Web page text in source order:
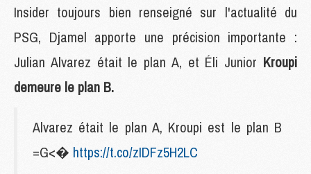
Insider toujours bien renseigné sur l'actualité du
PSG, Djamel apporte une précision importante :
Julian Alvarez était le plan A, et Éli Junior Kroupi
demeure le plan B.
Alvarez était le plan A, Kroupi est le plan B
=G<� https://t.co/zIDFz5H2LC